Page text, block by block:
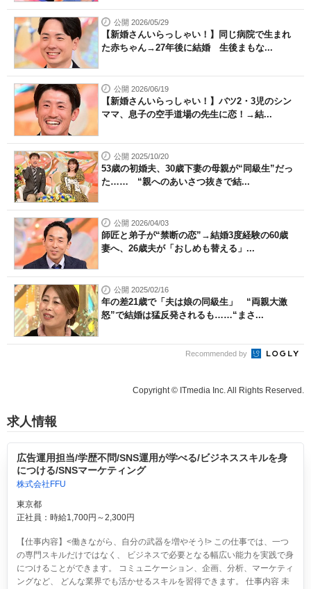
公開 2026/05/29
【新婚さんいらっしゃい！】同じ病院で生まれ
た赤ちゃん→27年後に結婚 生後まもな...
公開 2026/06/19
【新婚さんいらっしゃい！】バツ2・3児のシン
ママ、息子の空手道場の先生に恋！→結...
公開 2025/10/20
53歳の初婚夫、30歳下妻の母親が“同級生”だっ
た…… “親へのあいさつ抜きで結...
公開 2026/04/03
師匠と弟子が“禁断の恋”→結婚3度経験の60歳
妻へ、26歳夫が「おしめも替える」...
公開 2025/02/16
年の差21歳で「夫は娘の同級生」 “両親大激
怒”で結婚は猛反発されるも……“まさ...
Recommended by
Copyright © ITmedia Inc. All Rights Reserved.
求人情報
広告運用担当/学歴不問/SNS運用が学べる/ビジネススキルを身
につける/SNSマーケティング
株式会社FFU
東京都
正社員：時給1,700円～2,300円
【仕事内容】<働きながら、自分の武器を増やそう!> この仕事では、一つ
の専門スキルだけではなく、 ビジネスで必要となる幅広い能力を実践で身
につけることができます。 コミュニケーション、企画、分析、マーケティ
ングなど、 どんな業界でも活かせるスキルを習得できます。 仕事内容 未